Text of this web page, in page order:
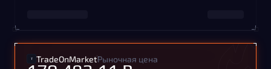
TradeOnMarketРыночная цена